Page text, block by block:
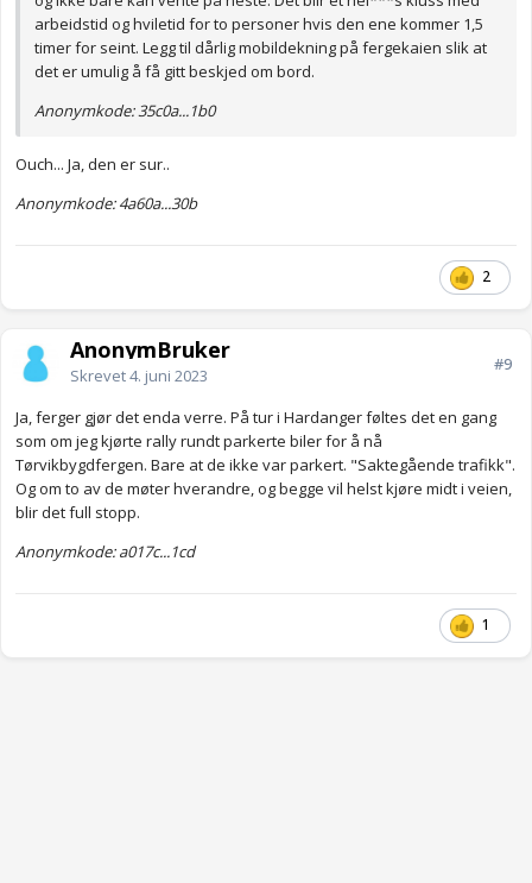
arbeidstid og hviletid for to personer hvis den ene kommer 1,5
timer for seint. Legg til dårlig mobildekning på fergekaien slik at
det er umulig å få gitt beskjed om bord.
Anonymkode: 35c0a...1b0
Ouch... Ja, den er sur..
Anonymkode: 4a60a...30b
2
AnonymBruker
Skrevet4. juni 2023
#9
Ja, ferger gjør det enda verre. På tur i Hardanger føltes det en gang
som om jeg kjørte rally rundt parkerte biler for å nå
Tørvikbygdfergen. Bare at de ikke var parkert. "Saktegående trafikk".
Og om to av de møter hverandre, og begge vil helst kjøre midt i veien,
blir det full stopp.
Anonymkode: a017c...1cd
1